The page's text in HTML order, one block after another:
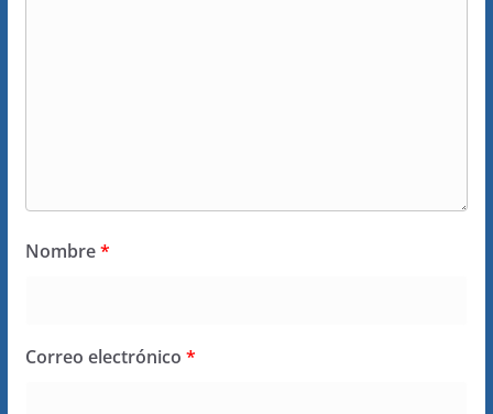
Nombre*
Correo electrónico *